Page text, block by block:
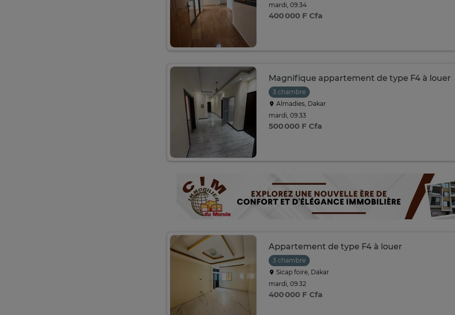
mardi, 09:34
400 000 F Cfa
Magnifique appartement de type F4 à louer
3 chambre
Almadies, Dakar
mardi, 09:33
500 000 F Cfa
Appartement de type F4 à louer
3 chambre
Sicap foire, Dakar
mardi, 09:32
400 000 F Cfa